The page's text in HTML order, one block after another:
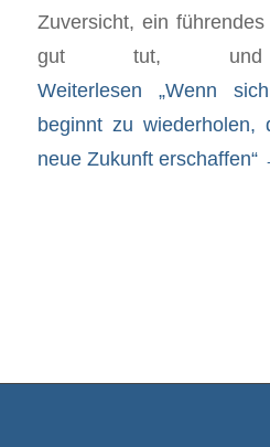
Zuversicht, ein
gut tut,
Weiterlesen „Wenn
beginnt zu
neue Zukunft erschaffen“